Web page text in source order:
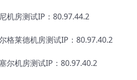
机房测试IP：80.97.44.2
格莱德机房测试IP：80.97.40.2
尔机房测试IP：80.97.40.2